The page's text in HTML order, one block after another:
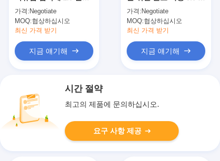
화성
가격: Negotiate
MOQ:협상하십시오
최신 가격 받기
지금 얘기해
가격: Negotiate
MOQ:협상하십시오
최신 가격 받기
지금 얘기해
시간 절약
최고의 제품에 문의하십시오.
요구 사항 제공